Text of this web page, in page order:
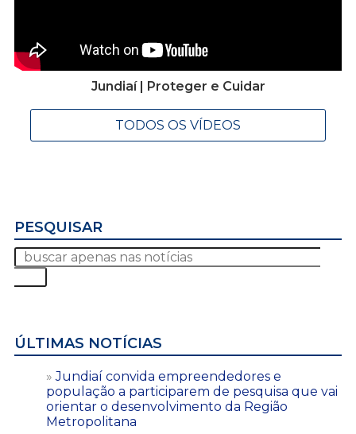
Jundiaí | Proteger e Cuidar
TODOS OS VÍDEOS
PESQUISAR
ÚLTIMAS NOTÍCIAS
Jundiaí convida empreendedores e
população a participarem de pesquisa que vai
orientar o desenvolvimento da Região
Metropolitana